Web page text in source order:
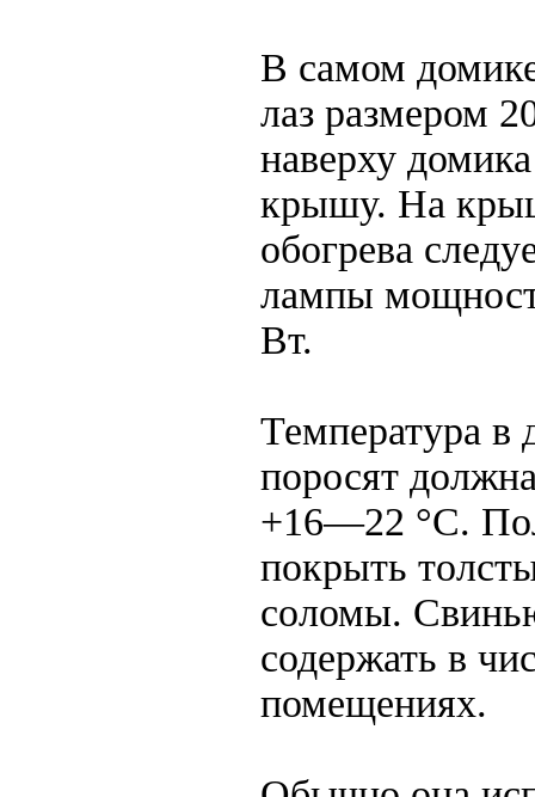
В самом
лаз размером
наверху
крышу. На
обогрева
лампы
Вт.
Температура в
поросят
+16—22 °С.
покрыть
соломы.
содержать в
помещениях.